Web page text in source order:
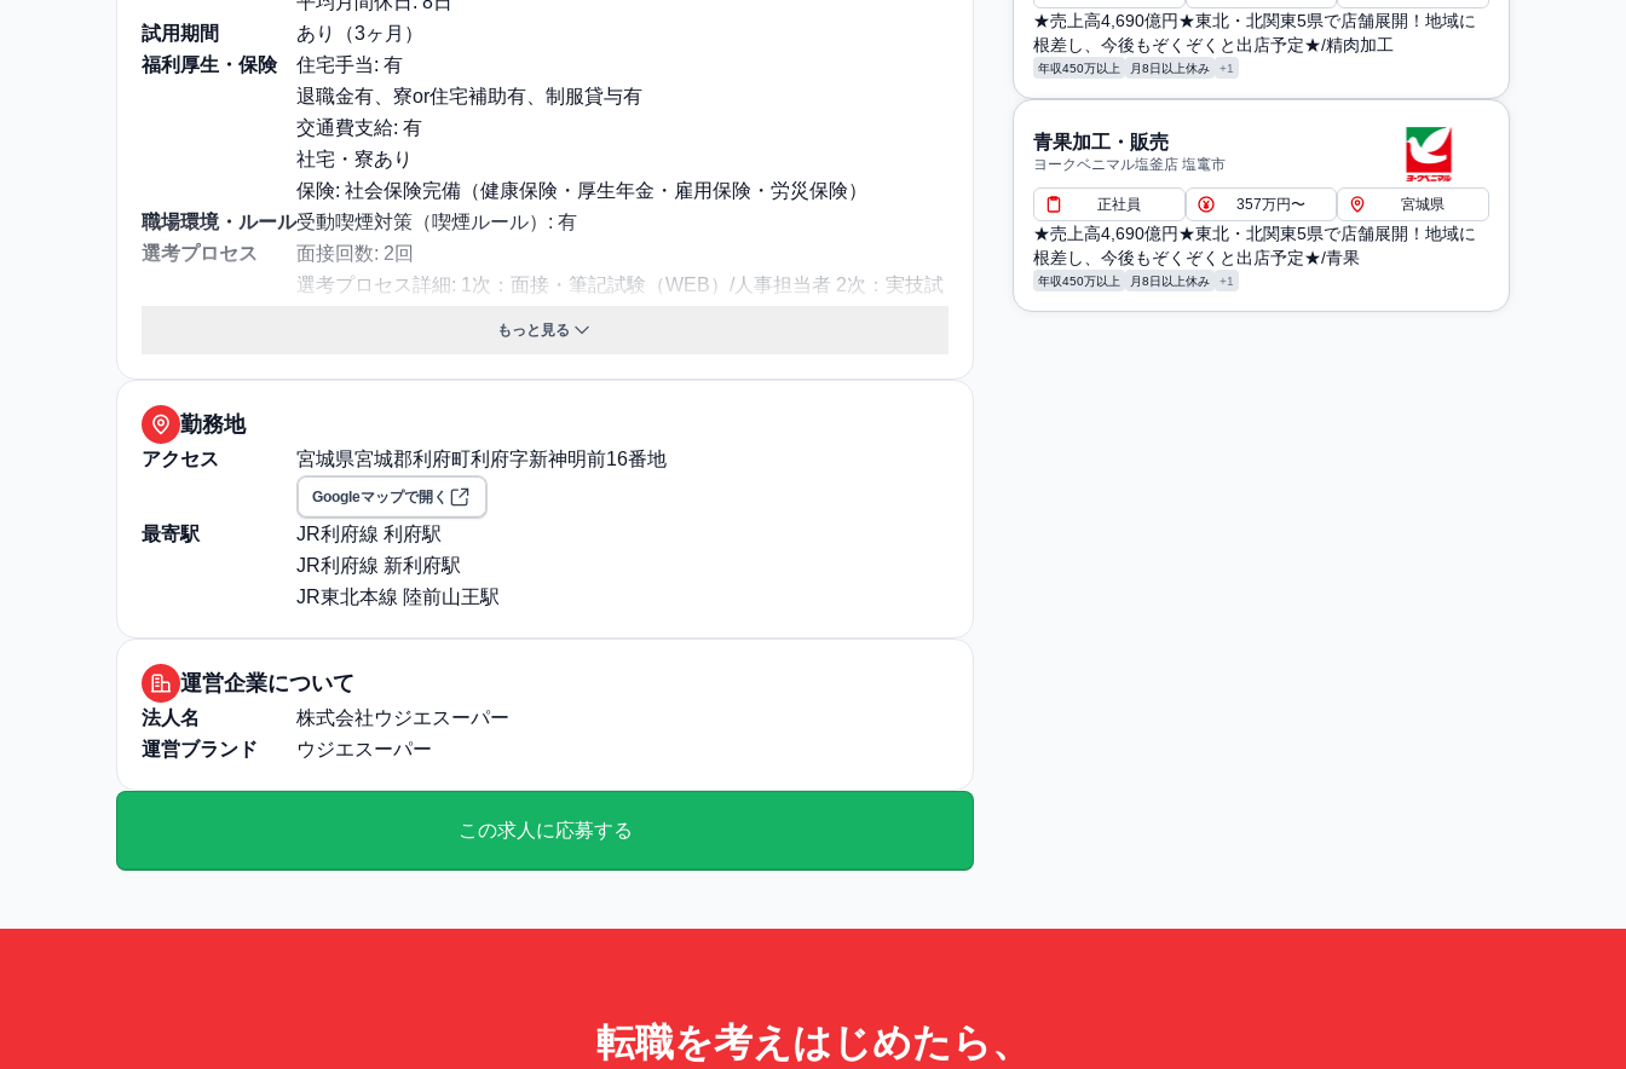
試用期間
あり（3ヶ月）
福利厚生・保険
住宅手当: 有
退職金有、寮or住宅補助有、制服貸与有
交通費支給: 有
社宅・寮あり
保険: 社会保険完備（健康保険・厚生年金・雇用保険・労災保険）
職場環境・ルール受動喫煙対策（喫煙ルール）: 有
選考プロセス
面接回数: 2回
選考プロセス詳細: 1次：面接・筆記試験（WEB）/人事担当者 2次：実技試
退職・定年に関する補足: ・定年制：60歳まで
もっと見る
勤務地
アクセス 宮城県宮城郡利府町利府字新神明前16番地
Googleマップで開く
最寄駅
JR利府線 利府駅
JR利府線 新利府駅
JR東北本線 陸前山王駅
運営企業について
法人名
株式会社ウジエスーパー
運営ブランド
ウジエスーパー
この求人に応募する
★売上高4,690億円★東北・北関東5県で店舗展開！地域に
根差し、今後もぞくぞくと出店予定★/精肉加工
年収450万以上 月8日以上休み +1
青果加工・販売
ヨークベニマル塩釜店 塩竃市
正社員 357万円〜 宮城県
★売上高4,690億円★東北・北関東5県で店舗展開！地域に
根差し、今後もぞくぞくと出店予定★/青果
年収450万以上 月8日以上休み +1
転職を考えはじめたら、